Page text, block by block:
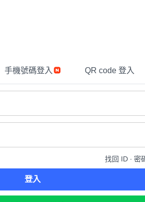
手機號碼登入 QR code 登入
找回 ID ∙ 密
登入